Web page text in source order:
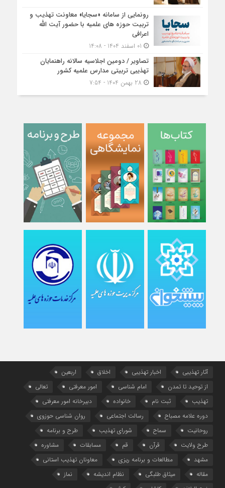
رونمایی از سامانه «سجایا» معاونت تهذیب و
تربیت حوزه‌ های علمیه با حضور آیت الله
اعرافی
تصاویر / دومین اجلاسیه سالانه راهنمایان
تهذیبی تربیتی مدارس علمیه کشور
آثار تهذیبی اخبار تهذیبی اخلاق
اربعین
از توحید تا تمدن
امام شناسی امور معرفتی
تعالی
تهذیب
ثبت نام خانواده
دبیرخانه امور معرفتی
دوره علامه مصباح
رسالت اجتماعی
روان شناسی حوزوی
روحانیت
سماح شورای تهذیب
طرح و برنامه
طرح ولایت
قرآن قم مسابقات
مشاوره
مشهد
مطالعات و برنامه ریزی
معاونان تهذیب استانی
مقاله
میثاق طلبگی نظام اندیشه
نماز